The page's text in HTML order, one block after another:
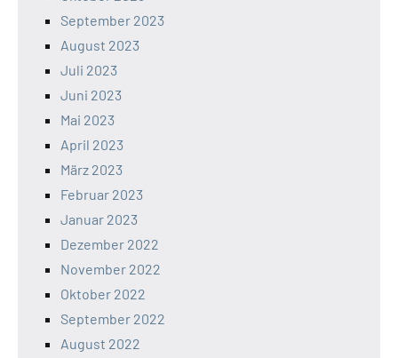
September 2023
August 2023
Juli 2023
Juni 2023
Mai 2023
April 2023
März 2023
Februar 2023
Januar 2023
Dezember 2022
November 2022
Oktober 2022
September 2022
August 2022